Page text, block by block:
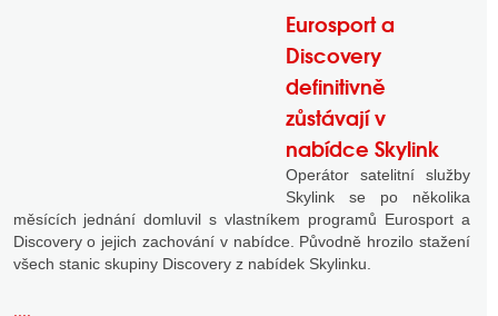
Eurosport a
Discovery
definitivně
zůstávají v
nabídce Skylink
Operátor satelitní služby
Skylink se po několika
měsících jednání domluvil s vlastníkem programů Eurosport a
Discovery o jejich zachování v nabídce. Původně hrozilo stažení
všech stanic skupiny Discovery z nabídek Skylinku.